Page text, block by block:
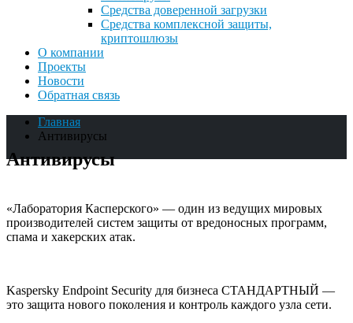
Средства доверенной загрузки
Средства комплексной защиты,
криптошлюзы
О компании
Проекты
Новости
Обратная связь
Главная
Антивирусы
Антивирусы
«Лаборатория Касперского» — один из ведущих мировых
производителей систем защиты от вредоносных программ,
спама и хакерских атак.
Kaspersky Endpoint Security для бизнеса СТАНДАРТНЫЙ —
это защита нового поколения и контроль каждого узла сети.